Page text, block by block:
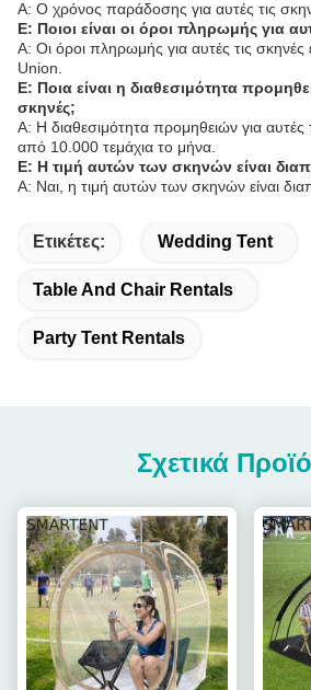
Α: Ο χρόνος παράδοσης για αυτές τις
Ε: Ποιοι είναι οι όροι πληρωμής για
Α: Οι όροι πληρωμής για αυτές τις σκηνές
Union.
Ε: Ποια είναι η διαθεσιμότητα
σκηνές;
Α: Η διαθεσιμότητα προμηθειών για αυτές
από 10.000 τεμάχια το μήνα.
Ε: Η τιμή αυτών των σκηνών είναι
Α: Ναι, η τιμή αυτών των σκηνών είναι
Ετικέτες: Wedding Tent
Table And Chair Rentals
Party Tent Rentals
Σχετικά